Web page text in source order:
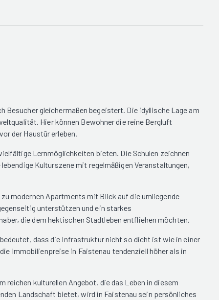
Besucher gleichermaßen begeistert. Die idyllische Lage am
Hier können Bewohner die reine Bergluft
der Haustür erleben.
Lernmöglichkeiten bieten. Die Schulen zeichnen
Kulturszene mit regelmäßigen Veranstaltungen,
modernen Apartments mit Blick auf die umliegende
unterstützen und ein starkes
die dem hektischen Stadtleben entfliehen möchten.
dass die Infrastruktur nicht so dicht ist wie in einer
Immobilienpreise in Faistenau tendenziell höher als in
kulturellen Angebot, die das Leben in diesem
Landschaft bietet, wird in Faistenau sein persönliches